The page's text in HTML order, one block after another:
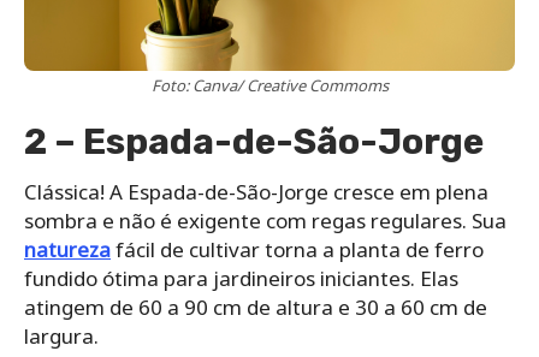
Foto: Canva/ Creative Commoms
2 – Espada-de-São-Jorge
Clássica! A Espada-de-São-Jorge cresce em plena
sombra e não é exigente com regas regulares. Sua
naturezafácil de cultivar torna a planta de ferro
fundido ótima para jardineiros iniciantes. Elas
atingem de 60 a 90 cm de altura e 30 a 60 cm de
largura.